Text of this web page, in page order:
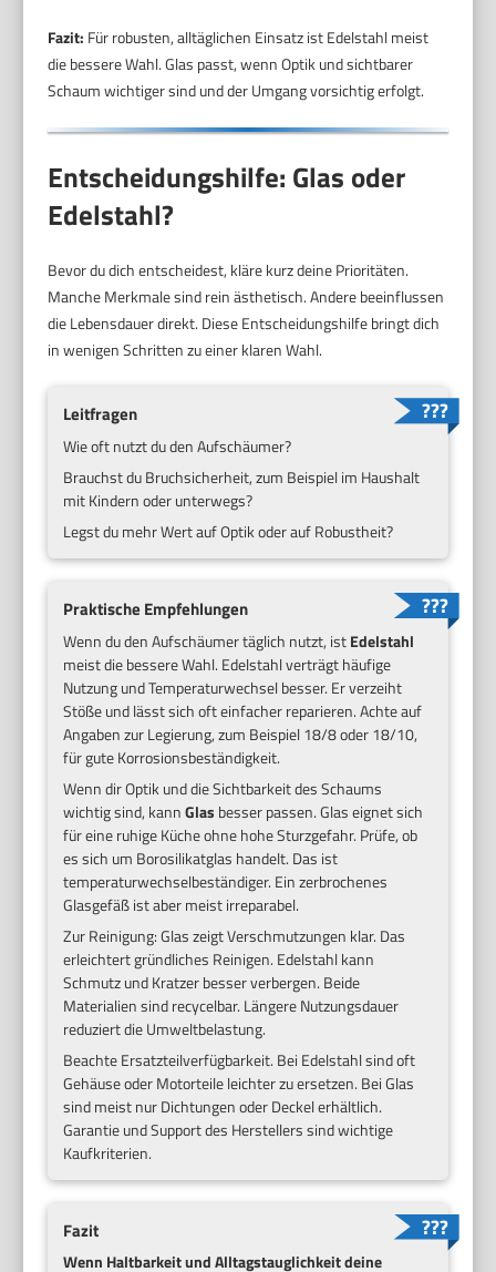
Fazit: Für robusten, alltäglichen Einsatz ist Edelstahl meist
die bessere Wahl. Glas passt, wenn Optik und sichtbarer
Schaum wichtiger sind und der Umgang vorsichtig erfolgt.
Entscheidungshilfe: Glas oder
Edelstahl?
Bevor du dich entscheidest, kläre kurz deine Prioritäten.
Manche Merkmale sind rein ästhetisch. Andere beeinflussen
die Lebensdauer direkt. Diese Entscheidungshilfe bringt dich
in wenigen Schritten zu einer klaren Wahl.
Leitfragen
Wie oft nutzt du den Aufschäumer?
Brauchst du Bruchsicherheit, zum Beispiel im Haushalt
mit Kindern oder unterwegs?
Legst du mehr Wert auf Optik oder auf Robustheit?
Praktische Empfehlungen
Wenn du den Aufschäumer täglich nutzt, istEdelstahl
meist die bessere Wahl. Edelstahl verträgt häufige
Nutzung und Temperaturwechsel besser. Er verzeiht
Stöße und lässt sich oft einfacher reparieren. Achte auf
Angaben zur Legierung, zum Beispiel 18/8 oder 18/10,
für gute Korrosionsbeständigkeit.
Wenn dir Optik und die Sichtbarkeit des Schaums
wichtig sind, kannGlas besser passen. Glas eignet sich
für eine ruhige Küche ohne hohe Sturzgefahr. Prüfe, ob
es sich um Borosilikatglas handelt. Das ist
temperaturwechselbeständiger. Ein zerbrochenes
Glasgefäß ist aber meist irreparabel.
Zur Reinigung: Glas zeigt Verschmutzungen klar. Das
erleichtert gründliches Reinigen. Edelstahl kann
Schmutz und Kratzer besser verbergen. Beide
Materialien sind recycelbar. Längere Nutzungsdauer
reduziert die Umweltbelastung.
Beachte Ersatzteilverfügbarkeit. Bei Edelstahl sind oft
Gehäuse oder Motorteile leichter zu ersetzen. Bei Glas
sind meist nur Dichtungen oder Deckel erhältlich.
Garantie und Support des Herstellers sind wichtige
Kaufkriterien.
Fazit
Wenn Haltbarkeit und Alltagstauglichkeit deine